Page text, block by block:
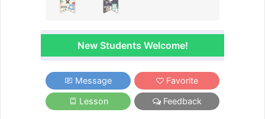
New Students Welcome!
Message Favorite
Lesson Feedback